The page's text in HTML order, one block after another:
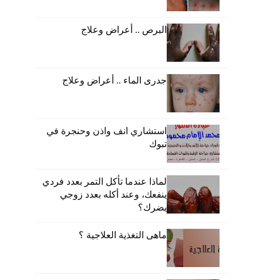
البرص .. أعراض وعلاج
جدرى الماء .. أعراض وعلاج
استشاري انف واذن وحنجرة في
تبوك
لماذا عندما تأكل التمر بعدد فردي
ينفعك، وعند أكله بعدد زوجي
يضرك؟
ماهى التغذية العلاجية ؟